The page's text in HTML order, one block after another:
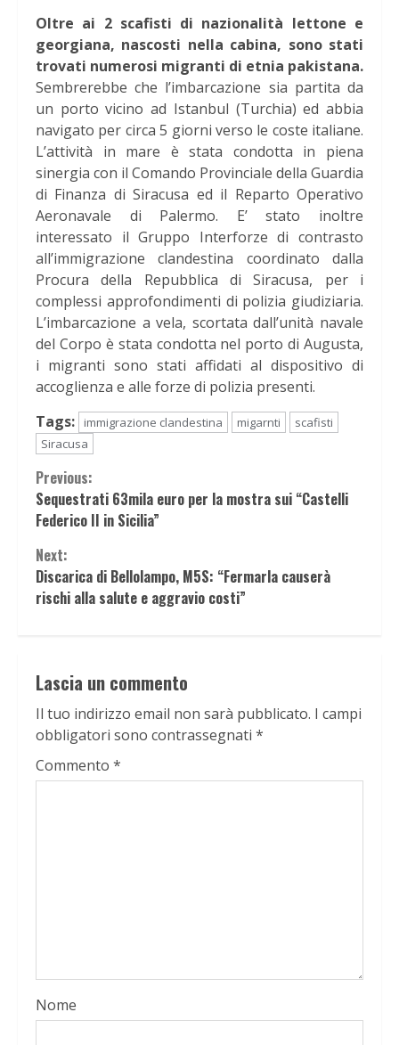
Oltre ai 2 scafisti di nazionalità lettone e
georgiana, nascosti nella cabina, sono stati
trovati numerosi migranti di etnia pakistana.
Sembrerebbe che l’imbarcazione sia partita da
un porto vicino ad Istanbul (Turchia) ed abbia
navigato per circa 5 giorni verso le coste italiane.
L’attività in mare è stata condotta in piena
sinergia con il Comando Provinciale della Guardia
di Finanza di Siracusa ed il Reparto Operativo
Aeronavale di Palermo. E’ stato inoltre
interessato il Gruppo Interforze di contrasto
all’immigrazione clandestina coordinato dalla
Procura della Repubblica di Siracusa, per i
complessi approfondimenti di polizia giudiziaria.
L’imbarcazione a vela, scortata dall’unità navale
del Corpo è stata condotta nel porto di Augusta,
i migranti sono stati affidati al dispositivo di
accoglienza e alle forze di polizia presenti.
Tags:
immigrazione clandestina migarnti
scafisti
Siracusa
Continue
Reading
Previous:
Sequestrati 63mila euro per la mostra sui “Castelli
Federico II in Sicilia”
Next:
Discarica di Bellolampo, M5S: “Fermarla causerà
rischi alla salute e aggravio costi”
Lascia un commento
Il tuo indirizzo email non sarà pubblicato. I campi
obbligatori sono contrassegnati *
Commento *
Nome